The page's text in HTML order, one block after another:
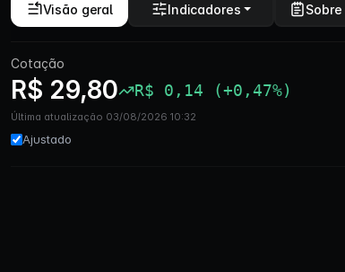
Visão geral Indicadores
Cotação
R$ 29,80 R$ 0,14 (+0,47%)
Última atualização 03/08/2026 10:32
Ajustado